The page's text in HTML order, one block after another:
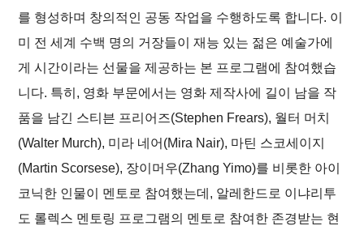
를 형성하며 창의적인 공동 작업을 수행하도록 합니다. 이
미 전 세계 수백 명의 거장들이 재능 있는 젊은 예술가에
게 시간이라는 선물을 제공하는 본 프로그램에 참여했습
니다. 특히, 영화 부문에서는 영화 제작사에 길이 남을 작
품을 남긴 스티븐 프리어즈(Stephen Frears), 월터 머치
(Walter Murch), 미라 네어(Mira Nair), 마틴 스코세이지
(Martin Scorsese), 장이머우(Zhang Yimo)를 비롯한 아이
코닉한 인물이 멘토로 참여했는데, 알레한드로 이냐리투
도 롤렉스 멘토링 프로그램의 멘토로 참여한 존경받는 현